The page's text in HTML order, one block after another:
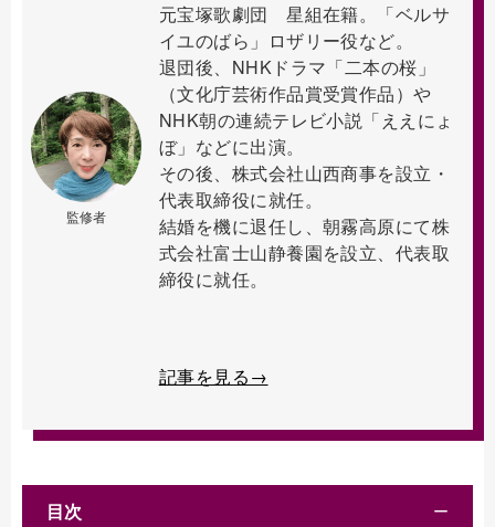
監修者
元宝塚歌劇団 星組在籍。「ベルサ
イユのばら」ロザリー役など。
退団後、NHKドラマ「二本の桜」
（文化庁芸術作品賞受賞作品）や
NHK朝の連続テレビ小説「ええにょ
ぼ」などに出演。
その後、株式会社山西商事を設立・
代表取締役に就任。
結婚を機に退任し、朝霧高原にて株
式会社富士山静養園を設立、代表取
締役に就任。
記事を見る→
目次 ー